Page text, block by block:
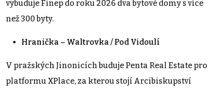
vybuduje Finep do roku 2026 dva bytové domy s více
než 300 byty.
Hranička – Waltrovka / Pod Vidoulí
V pražských Jinonicích buduje Penta Real Estate pro
platformu XPlace, za kterou stojí Arcibiskupství